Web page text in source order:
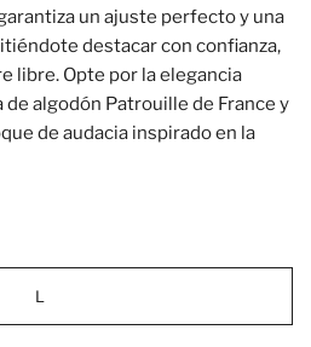
un ajuste perfecto y una
destacar con confianza,
libre. Opte por la elegancia
algodón Patrouille de France y
de audacia inspirado en la
L